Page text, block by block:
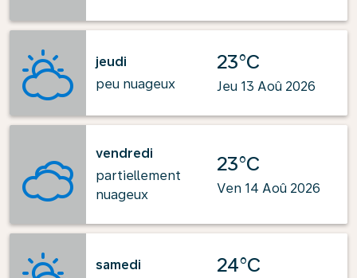
jeudi
peu nuageux
23°C
Jeu 13 Aoû 2026
vendredi
partiellement
nuageux
23°C
Ven 14 Aoû 2026
samedi
24°C